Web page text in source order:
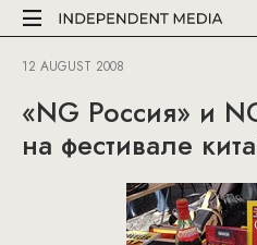
12 AUGUST 2008
«NG Россия» и
на фестивале